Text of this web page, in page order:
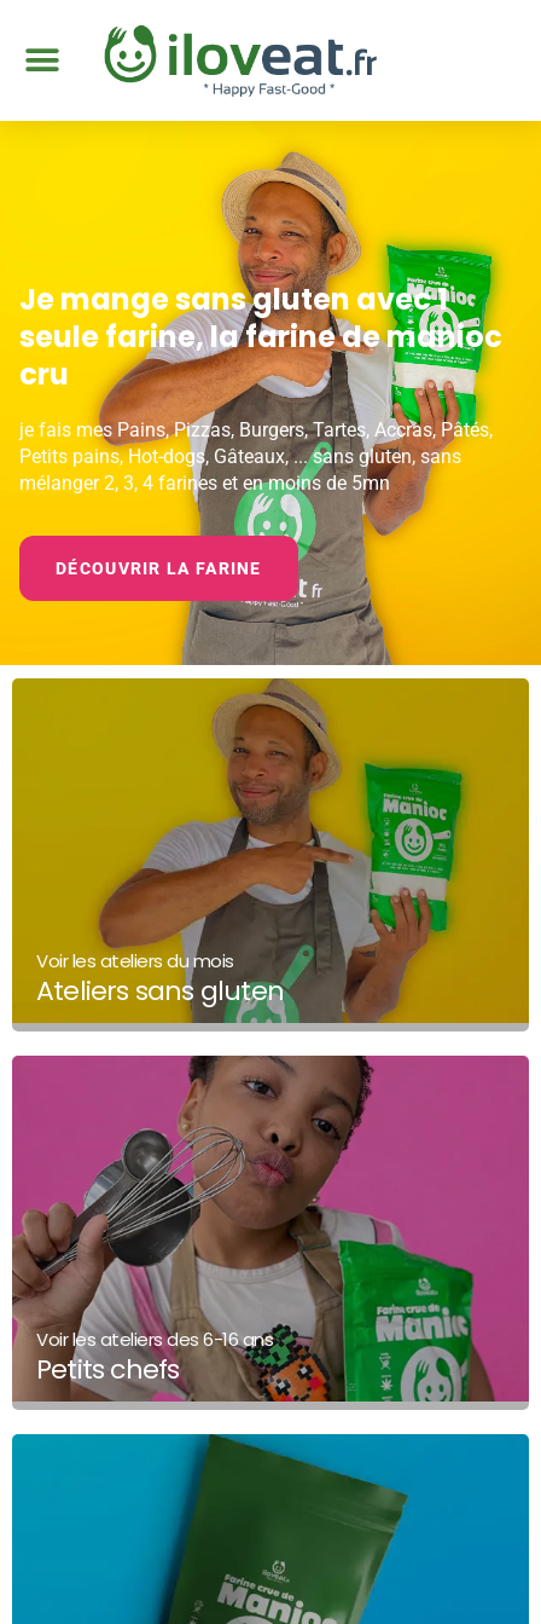
Je mange sans gluten avec 1
seule farine, la farine de manioc
cru
je fais mes Pains, Pizzas, Burgers, Tartes, Accras, Pâtés,
Petits pains, Hot-dogs, Gâteaux, ... sans gluten, sans
mélanger 2, 3, 4 farines et en moins de 5mn
DÉCOUVRIR LA FARINE
Voir les ateliers du mois
Ateliers sans gluten
Voir les ateliers des 6-16 ans
Petits chefs